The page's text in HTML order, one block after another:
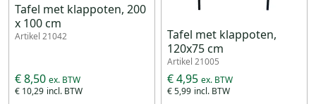
Tafel met klappoten, 200
x 100 cm
Artikel 21042
€ 10,29
€ 8,50
Tafel met klappoten,
120x75 cm
Artikel 21005
€ 5,99
€ 4,95